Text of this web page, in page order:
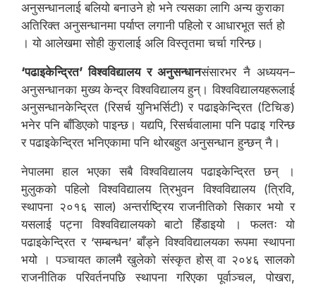
अनुसन्धानलाई बलियो बनाउने हो भने त्यसका लागि अन्य कुराका
अतिरिक्त अनुसन्धानमा पर्याप्त लगानी पहिलो र आधारभूत सर्त हो
। यो आलेखमा सोही कुरालाई अलि विस्तृतमा चर्चा गरिन्छ।
‘पढाइकेन्द्रित’ विश्वविद्यालय र अनुसन्धानसंसारभर नै अध्ययन–
अनुसन्धानका मुख्य केन्द्र विश्वविद्यालय हुन्। विश्वविद्यालयहरूलाई
अनुसन्धानकेन्द्रित (रिसर्च युनिभर्सिटी) र पढाइकेन्द्रित (टिचिङ)
भनेर पनि बाँडिएको पाइन्छ। यद्यपि, रिसर्चवालामा पनि पढाइ गरिन्छ
र पढाइकेन्द्रित भनिएकामा पनि थोरबहुत अनुसन्धान हुन्छन् नै।
नेपालमा हाल भएका सबै विश्वविद्यालय पढाइकेन्द्रित छन् ।
मुलुकको पहिलो विश्वविद्यालय त्रिभुवन विश्वविद्यालय (त्रिवि,
स्थापना २०१६ साल) अन्तर्राष्ट्रिय राजनीतिको सिकार भयो र
यसलाई पट्ना विश्वविद्यालयको बाटो हिँडाइयो । फलतः यो
पढाइकेन्द्रित र ‘सम्बन्धन’ बाँड्ने विश्वविद्यालयका रूपमा स्थापना
भयो । पञ्चायत कालमै खुलेको संस्कृत होस् वा २०४६ सालको
राजनीतिक परिवर्तनपछि स्थापना गरिएका पूर्वाञ्चल, पोखरा,